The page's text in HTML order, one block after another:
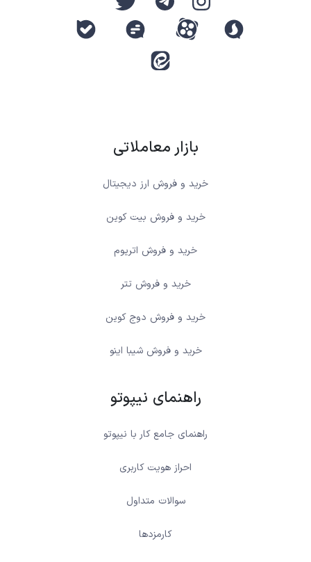
بازار معاملاتی
خرید و فروش ارز دیجیتال
خرید و فروش بیت کوین
خرید و فروش اتریوم
خرید و فروش تتر
خرید و فروش دوج کوین
خرید و فروش شیبا اینو
راهنمای نیپوتو
راهنمای جامع کار با نیپوتو
احراز هویت کاربری
سوالات متداول
کارمزدها